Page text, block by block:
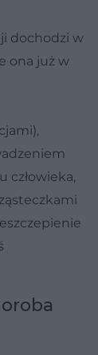
dochodzi w
ona już w
człowieka,